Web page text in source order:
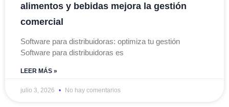
alimentos y bebidas mejora la gestión
comercial
Software para distribuidoras: optimiza tu gestión
Software para distribuidoras es
LEER MÁS »
julio 3, 2026 No hay comentarios